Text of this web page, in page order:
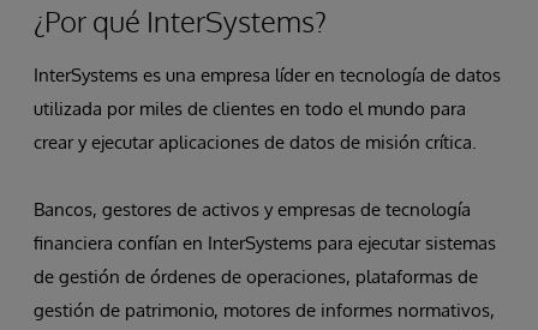
¿Por qué InterSystems?
InterSystems es una empresa líder en tecnología de datos
utilizada por miles de clientes en todo el mundo para
crear y ejecutar aplicaciones de datos de misión crítica.
Bancos, gestores de activos y empresas de tecnología
financiera confían en InterSystems para ejecutar sistemas
de gestión de órdenes de operaciones, plataformas de
gestión de patrimonio, motores de informes normativos,